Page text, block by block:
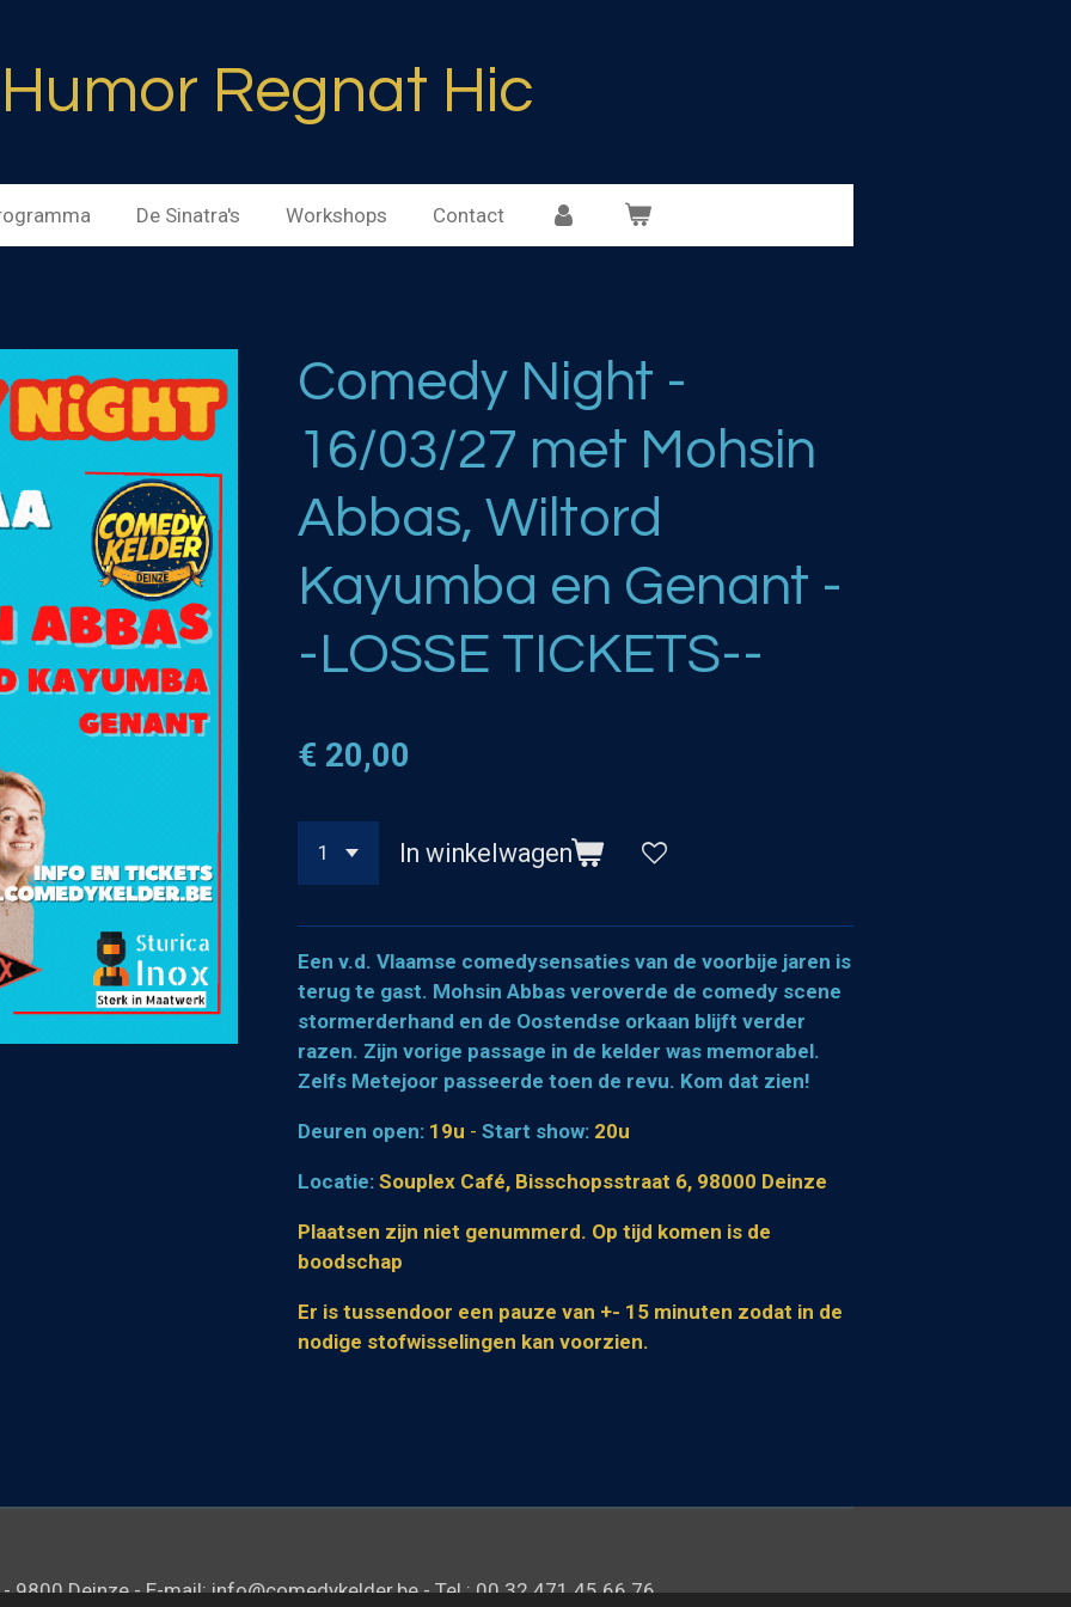
Humor Regnat Hic
De Sinatra's Workshops Contact
Comedy Night -
16/03/27 met Mohsin
Abbas, Wiltord
Kayumba en Genant -
-LOSSE TICKETS--
€ 20,00
In winkelwagen
Een v.d. Vlaamse comedysensaties van de voorbije jaren is
terug te gast. Mohsin Abbas veroverde de comedy scene
stormerderhand en de Oostendse orkaan blijft verder
razen. Zijn vorige passage in de kelder was memorabel.
Zelfs Metejoor passeerde toen de revu. Kom dat zien!
Deuren open: 19u - Start show: 20u
Locatie: Souplex Café, Bisschopsstraat 6, 98000 Deinze
Plaatsen zijn niet genummerd. Op tijd komen is de
boodschap
Er is tussendoor een pauze van +- 15 minuten zodat in de
nodige stofwisselingen kan voorzien.
9800 Deinze - E-mail: info@comedykelder.be - Tel.: 00 32 471 45 66 76